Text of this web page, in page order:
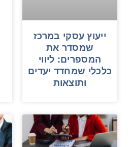
ייעוץ עסקי במרכז
שמסדר את
המספרים: ליווי
כלכלי שמחדד יעדים
ותוצאות